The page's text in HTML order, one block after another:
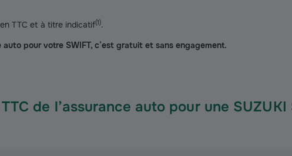
TTC et à titre indicatif(1).
pour votre SWIFT, c’est gratuit et sans engagement.
de l’assurance auto pour une SUZUKI